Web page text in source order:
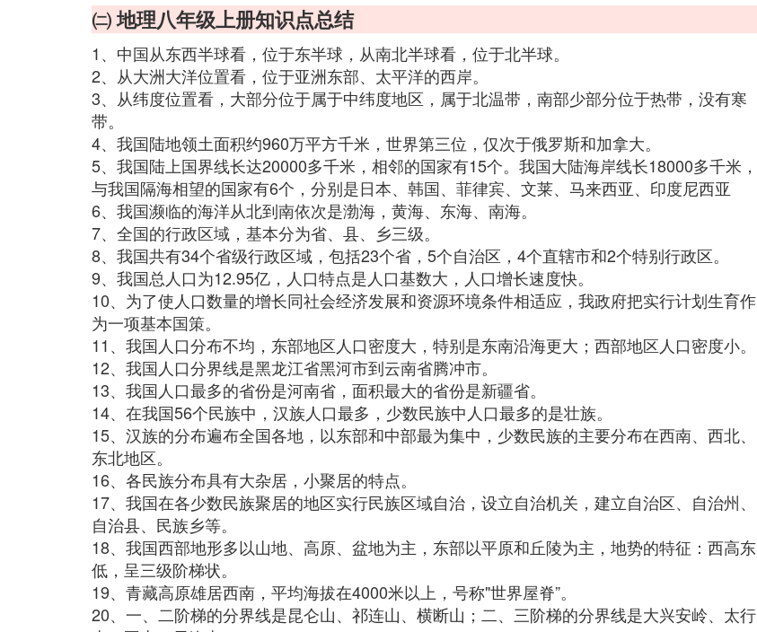
㈡ 地理八年级上册知识点总结
1、中国从东西半球看，位于东半球，从南北半球看，位于北半球。
2、从大洲大洋位置看，位于亚洲东部、太平洋的西岸。
3、从纬度位置看，大部分位于属于中纬度地区，属于北温带，南部少部分位于热带，没有寒
带。
4、我国陆地领土面积约960万平方千米，世界第三位，仅次于俄罗斯和加拿大。
5、我国陆上国界线长达20000多千米，相邻的国家有15个。我国大陆海岸线长18000多千米，
与我国隔海相望的国家有6个，分别是日本、韩国、菲律宾、文莱、马来西亚、印度尼西亚
6、我国濒临的海洋从北到南依次是渤海，黄海、东海、南海。
7、全国的行政区域，基本分为省、县、乡三级。
8、我国共有34个省级行政区域，包括23个省，5个自治区，4个直辖市和2个特别行政区。
9、我国总人口为12.95亿，人口特点是人口基数大，人口增长速度快。
10、为了使人口数量的增长同社会经济发展和资源环境条件相适应，我政府把实行计划生育作
为一项基本国策。
11、我国人口分布不均，东部地区人口密度大，特别是东南沿海更大；西部地区人口密度小。
12、我国人口分界线是黑龙江省黑河市到云南省腾冲市。
13、我国人口最多的省份是河南省，面积最大的省份是新疆省。
14、在我国56个民族中，汉族人口最多，少数民族中人口最多的是壮族。
15、汉族的分布遍布全国各地，以东部和中部最为集中，少数民族的主要分布在西南、西北、
东北地区。
16、各民族分布具有大杂居，小聚居的特点。
17、我国在各少数民族聚居的地区实行民族区域自治，设立自治机关，建立自治区、自治州、
自治县、民族乡等。
18、我国西部地形多以山地、高原、盆地为主，东部以平原和丘陵为主，地势的特征：西高东
低，呈三级阶梯状。
19、青藏高原雄居西南，平均海拔在4000米以上，号称"世界屋脊”。
20、一、二阶梯的分界线是昆仑山、祁连山、横断山；二、三阶梯的分界线是大兴安岭、太行